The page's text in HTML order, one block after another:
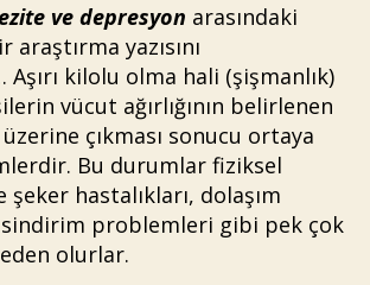
ve depresyon arasındaki
yazısını
Aşırı kilolu olma hali (şişmanlık)
vücut ağırlığının belirlenen
çıkması sonucu ortaya
Bu durumlar fiziksel
şeker hastalıkları, dolaşım
sindirim problemleri gibi pek çok
olurlar.